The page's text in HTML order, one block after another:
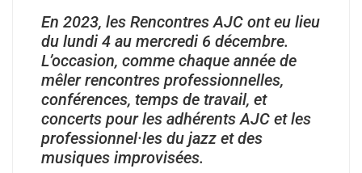
En 2023, les Rencontres AJC ont eu lieu
du lundi 4 au mercredi 6 décembre.
L’occasion, comme chaque année de
mêler rencontres professionnelles,
conférences, temps de travail, et
concerts pour les adhérents AJC et les
professionnel·les du jazz et des
musiques improvisées.